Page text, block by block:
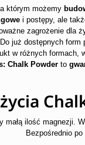
którym możemy
i postępy, ale
zagrożenie dla
już dostępnych form
w różnych formach,
Chalk Powder to
małą ilość magnezji.
Bezpośrednio